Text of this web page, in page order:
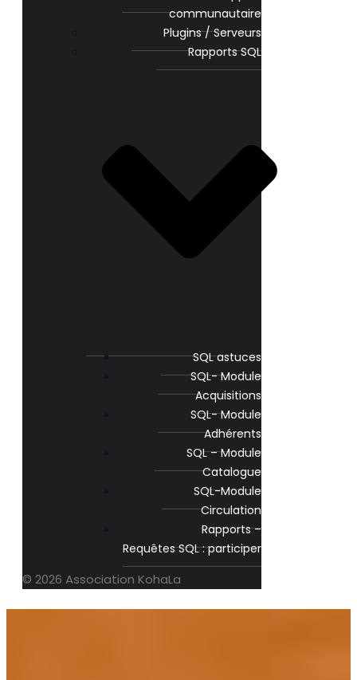
communautaire
Plugins / Serveurs
Rapports SQL
SQL astuces
SQL- Module
Acquisitions
SQL- Module
Adhérents
SQL – Module
Catalogue
SQL-Module
Circulation
Rapports –
Requêtes SQL : participer
© 2026 Association KohaLa